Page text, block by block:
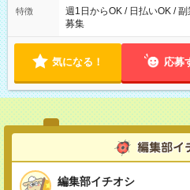
特徴
週1日からOK / 日払いOK /
募集
気になる！ 応募
編集部イチオシ